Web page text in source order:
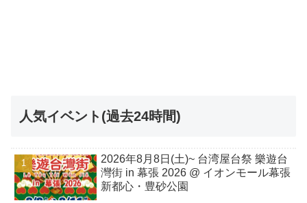
人気イベント(過去24時間)
2026年8月8日(土)~ 台湾屋台祭 樂遊台
灣街 in 幕張 2026 @ イオンモール幕張
新都心・豊砂公園